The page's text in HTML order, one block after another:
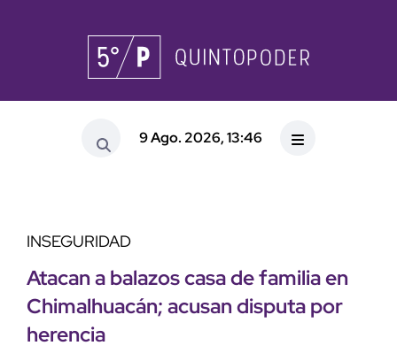
9 Ago. 2026, 13:46
INSEGURIDAD
Atacan a balazos casa de familia en
Chimalhuacán; acusan disputa por
herencia